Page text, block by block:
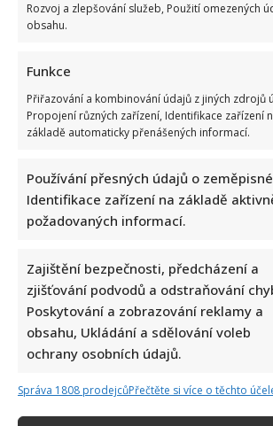
Rozvoj a zlepšování služeb, Použití omezených
obsahu.
Funkce
Přiřazování a kombinování údajů z jiných zdrojů
Propojení různých zařízení, Identifikace zařízení
základě automaticky přenášených informací.
Používání přesných údajů o
Identifikace zařízení na základě
požadovaných informací.
Zajištění bezpečnosti, předcházení a
zjišťování podvodů a odstraňování
Poskytování a zobrazování reklamy a
obsahu, Ukládání a sdělování voleb
ochrany osobních údajů.
Správa 1808 prodejcůPřečtěte si více o těchto
Marek Ztracený zrušil velkolepé finále
Test znalostí o československých
projde málokdo, pamětníci by ale měli dát
Petr Macinka se pochlubil vzácnými
oslavy narozenin: Fanoušci lichotí celé